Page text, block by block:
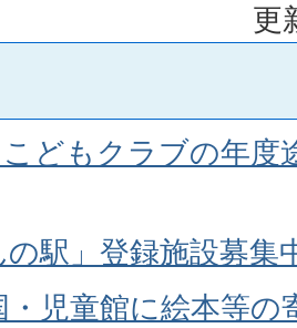
更
どもクラブの年度
の駅」登録施設募集
・児童館に絵本等